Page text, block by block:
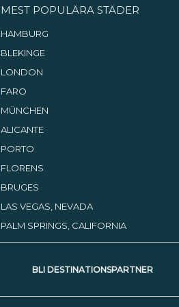
MEST POPULÄRA STÄDER
HAMBURG
BLEKINGE
LONDON
FARO
MÜNCHEN
ALICANTE
PORTO
FLORENS
BRUGES
LAS VEGAS, NEVADA
PALM SPRINGS, CALIFORNIA
BLI DESTINATIONSPARTNER